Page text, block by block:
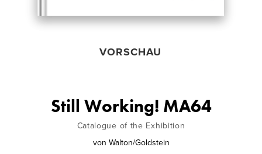
VORSCHAU
Still Working! MA64
Catalogue of the Exhibition
von Walton/Goldstein